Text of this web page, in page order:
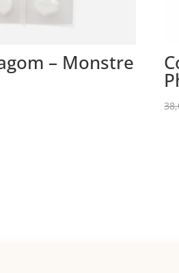
– Monstre